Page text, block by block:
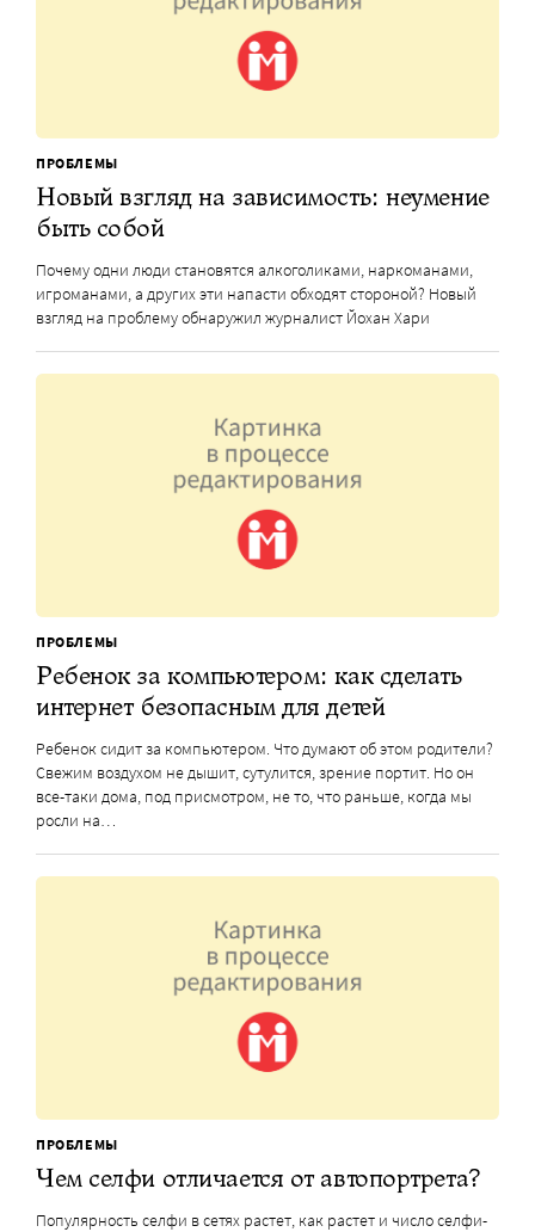
ПРОБЛЕМЫ
Новый взгляд на зависимость: неумение
быть собой
Почему одни люди становятся алкоголиками, наркоманами,
игроманами, а других эти напасти обходят стороной? Новый
взгляд на проблему обнаружил журналист Йохан Хари
ПРОБЛЕМЫ
Ребенок за компьютером: как сделать
интернет безопасным для детей
Ребенок сидит за компьютером. Что думают об этом родители?
Свежим воздухом не дышит, сутулится, зрение портит. Но он
все-таки дома, под присмотром, не то, что раньше, когда мы
росли на…
ПРОБЛЕМЫ
Чем селфи отличается от автопортрета?
Популярность селфи в сетях растет, как растет и число селфи-